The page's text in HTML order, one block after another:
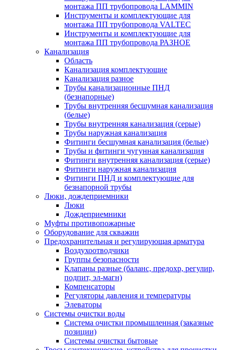
монтажа ПП трубопровода LAMMIN
Инструменты и комплектующие для
монтажа ПП трубопровода VALTEC
Инструменты и комплектующие для
монтажа ПП трубопровода РАЗНОЕ
Канализация
Область
Канализация комплектующие
Канализация разное
Трубы канализационные ПНД
(безнапорные)
Трубы внутренняя бесшумная канализация
(белые)
Трубы внутренняя канализация (серые)
Трубы наружная канализация
Фитинги бесшумная канализация (белые)
Трубы и фитинги чугунная канализация
Фитинги внутренняя канализация (серые)
Фитинги наружная канализация
Фитинги ПНД и комплектующие для
безнапорной трубы
Люки, дождеприемники
Люки
Дождеприемники
Муфты противопожарные
Оборудование для скважин
Предохранительная и регулирующая арматура
Воздухоотводчики
Группы безопасности
Клапаны разные (баланс, предохр, регулир,
подпит, эл-магн)
Компенсаторы
Регуляторы давления и температуры
Элеваторы
Системы очистки воды
Система очистки промышленная (заказные
позиции)
Системы очистки бытовые